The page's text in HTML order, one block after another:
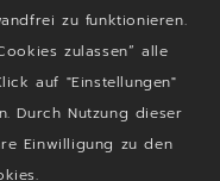
zu funktionieren.
zulassen“ alle
auf "Einstellungen"
Durch Nutzung dieser
Einwilligung zu den